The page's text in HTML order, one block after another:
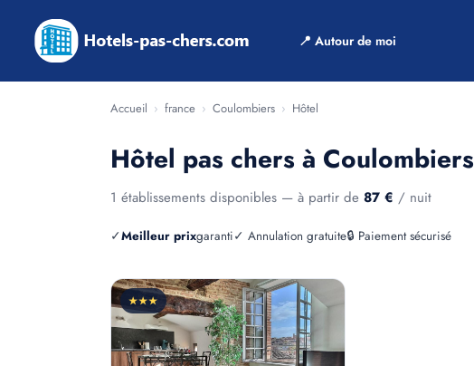
📍 Autour de moi
Accueil › france › Coulombiers › Hôtel
Hôtel pas chers à Coulombiers
1 établissements disponibles — à partir de 87 € / nuit
✓Meilleur prixgaranti✓ Annulation gratuite🔒 Paiement sécurisé
★★★